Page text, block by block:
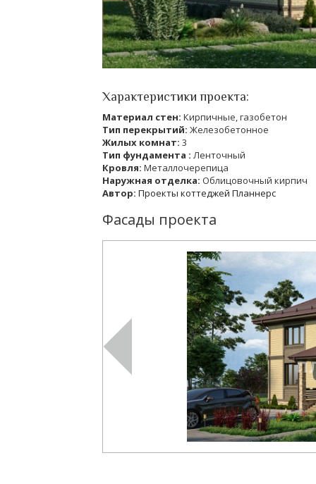
Характеристики проекта:
Материал стен: Кирпичные, газобетон
Тип перекрытий: Железобетонное
Жилых комнат: 3
Тип фундамента : Ленточный
Кровля: Металлочерепица
Наружная отделка: Облицовочный кирпич
Автор: Проекты коттеджей Планнерс
Фасады проекта